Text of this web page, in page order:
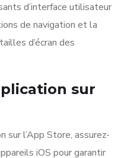
d’interface utilisateur
de navigation et la
d’écran des
sur
l’App Store, assurez-
iOS pour garantir